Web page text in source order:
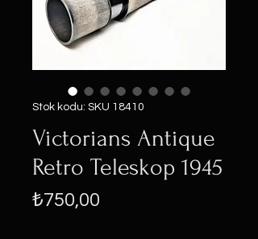
Stok kodu: SKU 18410
Victorians Antique
Retro Teleskop 1945
₺750,00